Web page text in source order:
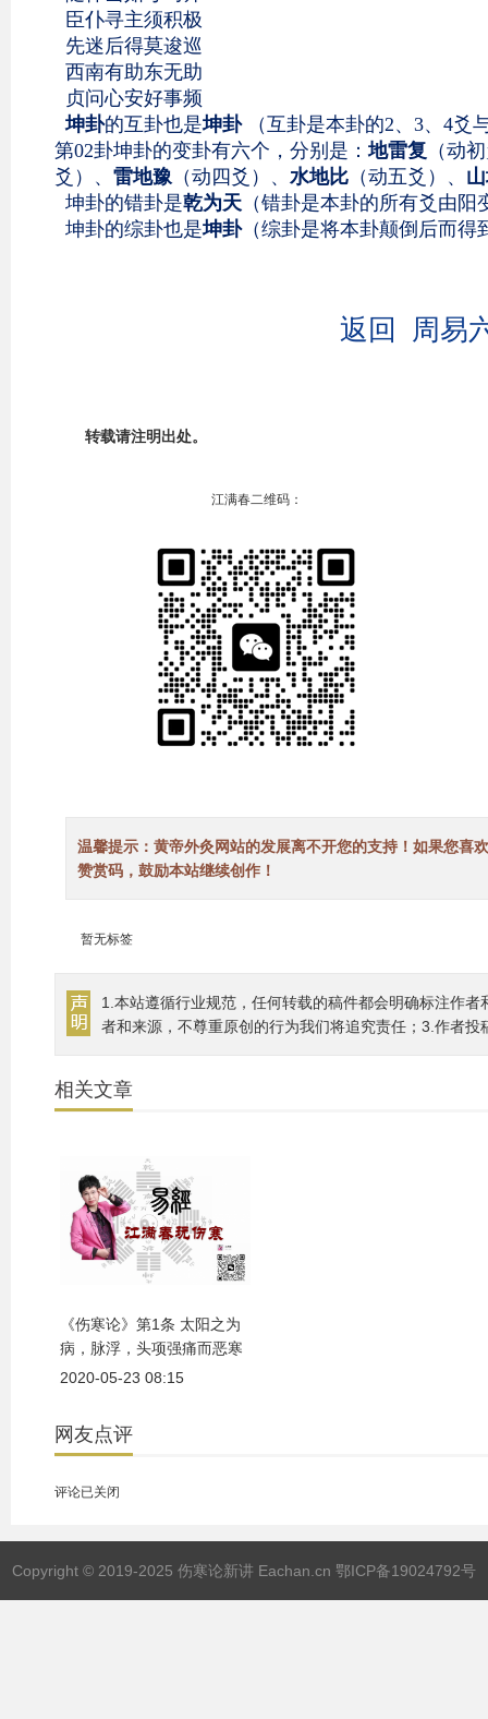
臣仆寻主须积极
先迷后得莫逡巡
西南有助东无助
贞问心安好事频
坤卦的互卦也是坤卦
（互卦是本卦的2、3、4爻
第02卦坤卦的变卦有六个，分别是：地雷复 （动
爻）、 雷地豫（动四爻）、 水地比 （动五爻）、
坤卦的错卦是乾为天 （错卦是本卦的所有爻由
坤卦的综卦也是坤卦（综卦是将本卦颠倒后而得
返回 周易
转载请注明出处。
江满春二维码：
温馨提示：黄帝外灸网站的发展离不开您的支持！如果您喜
赞赏码，鼓励本站继续创作！
暂无标签
1.本站遵循行业规范，任何转载的稿件都会明确标注作
者和来源，不尊重原创的行为我们将追究责任；3.作者
相关文章
《伤寒论》第1条 太阳之为
病，脉浮，头项强痛而恶寒
2020-05-23 08:15
网友点评
评论已关闭
Copyright © 2019-2025 伤寒论新讲 Eachan.cn 鄂ICP备19024792号